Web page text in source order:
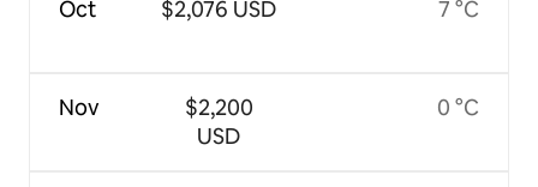
Oct
Nov
$2,076 USD
$2,200
USD
7 °C
0 °C